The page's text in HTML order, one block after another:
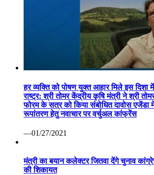
हर व्यक्ति को पोषण युक्त आहार मिले इस दिशा
राष्ट्र: श्री तोमर केंद्रीय कृषि मंत्री ने श्री
फोरम के सत्र को किया संबोधित दावोस एजेंडा
रूपांतरण हेतु नवाचार पर वर्चुअल कांफ्रेंस
—01/27/2021
मंत्री का बयान कलेक्टर जितवा देंगे चुनाव
की शिकायत